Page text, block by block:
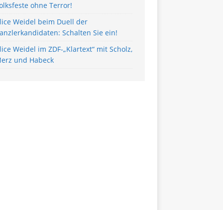
ohne Terror!
Weidel beim Duell der
Schalten Sie ein!
Weidel im ZDF-„Klartext“ mit Scholz,
und Habeck